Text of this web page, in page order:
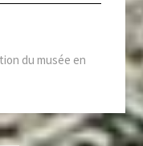
du musée en